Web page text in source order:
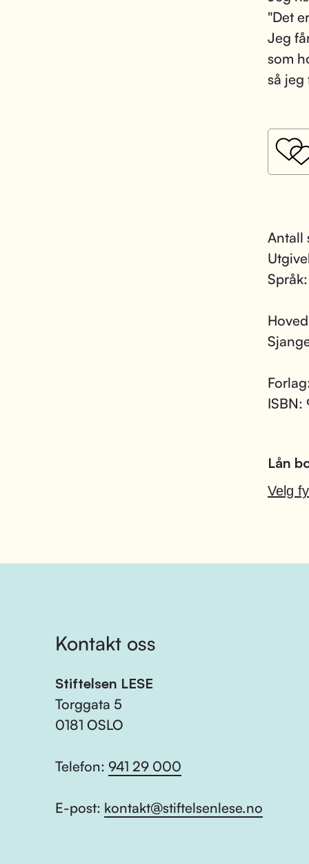
"Det
Jeg
som
så jeg
Antall
Språk:
Lån
Velg
Kontakt oss
Stiftelsen LESE
Torggata 5
0181 OSLO
Telefon: 941 29 000
E-post: kontakt@stiftelsenlese.no